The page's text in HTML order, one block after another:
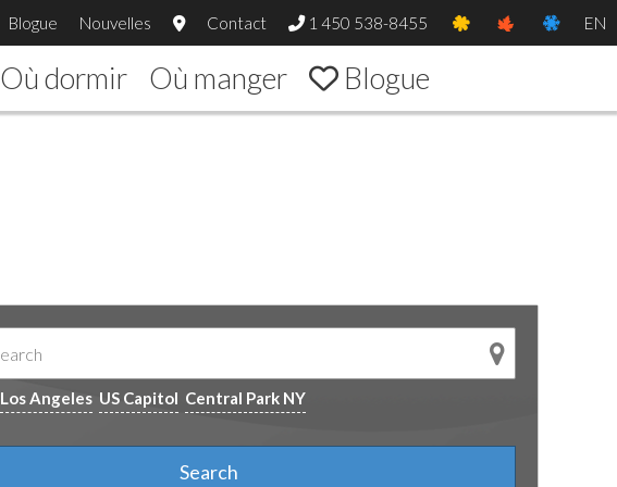
Blogue Nouvelles Contact 1 450 538-8455 EN
Où dormir Où manger Blogue
Los Angeles US Capitol Central Park NY